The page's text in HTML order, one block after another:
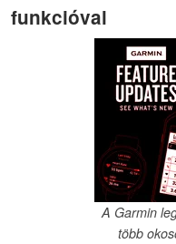
funkcióval
A Garmin
több